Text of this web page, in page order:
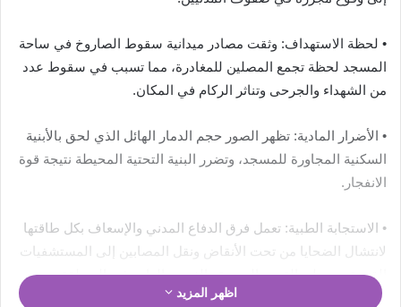
• لحظة الاستهداف: وثقت مصادر ميدانية سقوط الصاروخ في ساحة
المسجد لحظة تجمع المصلين للمغادرة، مما تسبب في سقوط عدد
من الشهداء والجرحى وتناثر الركام في المكان.
• الأضرار المادية: تظهر الصور حجم الدمار الهائل الذي لحق بالأبنية
السكنية المجاورة للمسجد، وتضرر البنية التحتية المحيطة نتيجة قوة
الانفجار.
• الاستجابة الطبية: تعمل فرق الدفاع المدني والإسعاف بكل طاقتها
لانتشال الضحايا من تحت الأنقاض ونقل المصابين إلى المستشفيات
القريبة، وسط حالة من الصدمة والغضب العارم في المنطقة.
اظهر المزيد